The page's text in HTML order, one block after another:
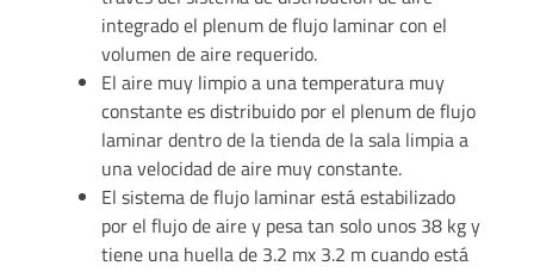
integrado el plenum de flujo laminar con el
volumen de aire requerido.
El aire muy limpio a una temperatura muy
constante es distribuido por el plenum de flujo
laminar dentro de la tienda de la sala limpia a
una velocidad de aire muy constante.
El sistema de flujo laminar está estabilizado
por el flujo de aire y pesa tan solo unos 38 kg y
tiene una huella de 3.2 mx 3.2 m cuando está